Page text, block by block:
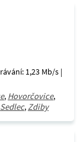
1,23 Mb/s |
, Hovorčovice,
Sedlec,Zdiby